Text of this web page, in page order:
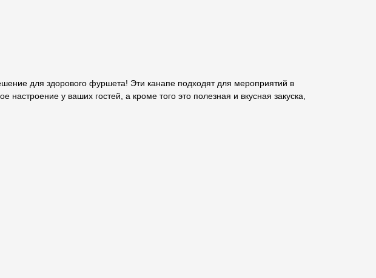
для здорового фуршета! Эти канапе подходят для мероприятий в
у ваших гостей, а кроме того это полезная и вкусная закуска,